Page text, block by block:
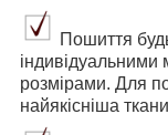
Пошиття
індивідуальними
розмірами. Для
найякісніша